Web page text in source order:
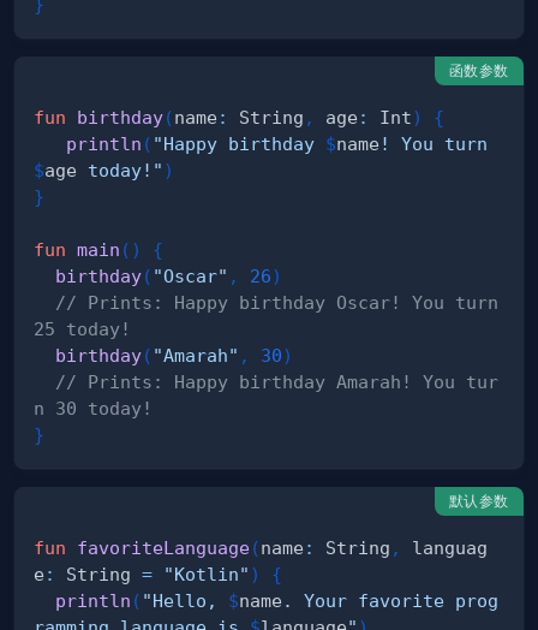
}
函数参数
fun birthday(name : String , age : Int)
{
println ( "Happy birthday $name
$age today!" )
}
fun main ( )
{
birthday( "Oscar" , 26)
// Prints: Happy birthday Oscar! You turn
25 today!
birthday( "Amarah" , 30)
// Prints: Happy birthday Amarah! You tur
n 30 today!
}
默认参数
fun favoriteLanguage(name : String ,
languag
e : String = "Kotlin" )
{
println ( "Hello, $name . Your favorite prog